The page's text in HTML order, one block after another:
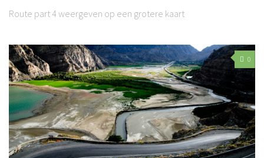
Route part 4 weergeven op een grotere kaart
0